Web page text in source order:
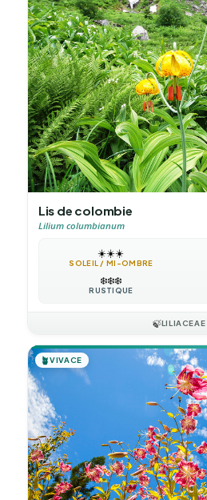
Lis de colombie
Lilium columbianum
☀️☀️☀️
SOLEIL / MI-OMBRE
❄️❄️❄️
RUSTIQUE
🍃LILIACEAE
🪴VIVACE